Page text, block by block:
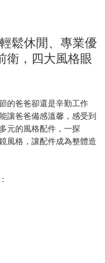
鬆休閒、專業優
衛，四大風格眼
的爸爸卻還是辛勤工作
讓爸爸備感溫馨，感受到
元的風格配件，一探
風格，讓配件成為整體造